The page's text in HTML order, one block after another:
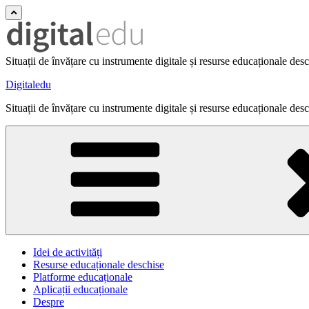
Situații de învățare cu instrumente digitale și resurse educaționale
Digitaledu
Situații de învățare cu instrumente digitale și resurse educaționale
Idei de activități
Resurse educaționale deschise
Platforme educaționale
Aplicații educaționale
Despre